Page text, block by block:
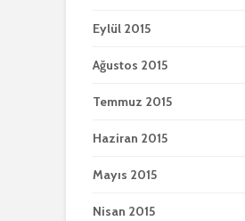
Eylül 2015
Ağustos 2015
Temmuz 2015
Haziran 2015
Mayıs 2015
Nisan 2015